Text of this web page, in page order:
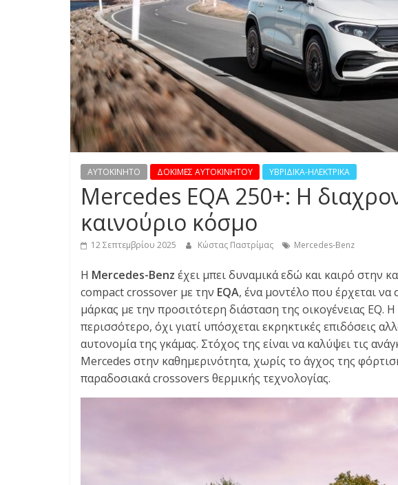
S
S
C
A
R
S
,
AYTOKINHTO ΔΟΚΙΜΕΣ ΑΥΤΟΚΙΝΗΤΟΥ ΥΒΡΙΔΙΚΑ-ΗΛΕΚΤΡΙΚΑ
Mercedes EQA 250+: Η
καινούριο κόσμο
12 Σεπτεμβρίου 2025 Κώστας Παστρίμας Mercedes-Benz
Η Mercedes-Benz έχει μπει δυναμικά εδώ και καιρό στην
compact crossover με την EQA, ένα μοντέλο που έρχεται
μάρκας με την προσιτότερη διάσταση της οικογένειας EQ.
περισσότερο, όχι γιατί υπόσχεται εκρηκτικές επιδόσεις
αυτονομία της γκάμας. Στόχος της είναι να καλύψει τις
Mercedes στην καθημερινότητα, χωρίς το άγχος της
παραδοσιακά crossovers θερμικής τεχνολογίας.